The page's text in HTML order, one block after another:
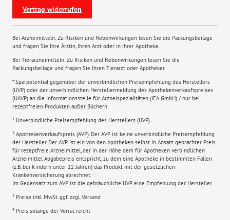
Vertrag widerrufen
Bei Arzneimitteln: Zu Risiken und Nebenwirkungen lesen Sie die Packungsbeilage
und fragen Sie Ihre Ärztin, Ihren Arzt oder in Ihrer Apotheke.
Bei Tierarzneimitteln: Zu Risiken und Nebenwirkungen lesen Sie die
Packungsbeilage und fragen Sie Ihren Tierarzt oder Apotheker.
* Sparpotential gegenüber der unverbindlichen Preisempfehlung des Herstellers
(UVP) oder der unverbindlichen Herstellermeldung des Apothekenverkaufspreises
(UAVP) an die Informationsstelle für Arzneispezialitäten (IFA GmbH) / nur bei
rezeptfreien Produkten außer Büchern.
1 Unverbindliche Preisempfehlung des Herstellers (UVP)
2 Apothekenverkaufspreis (AVP). Der AVP ist keine unverbindliche Preisempfehlung
der Hersteller. Der AVP ist ein von den Apotheken selbst in Ansatz gebrachter Preis
für rezeptfreie Arzneimittel, der in der Höhe dem für Apotheken verbindlichen
Arzneimittel Abgabepreis entspricht, zu dem eine Apotheke in bestimmten Fällen
(z.B. bei Kindern unter 12 Jahren) das Produkt mit der gesetzlichen
Krankenversicherung abrechnet.
Im Gegensatz zum AVP ist die gebräuchliche UVP eine Empfehlung der Hersteller.
3 Preise inkl. MwSt. ggf. zzgl. Versand
4 Preis solange der Vorrat reicht